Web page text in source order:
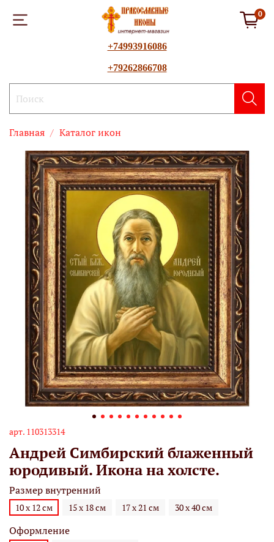
0
+74993916086
+79262866708
Главная Каталог икон
арт. 110313314
Андрей Симбирский блаженный
юродивый. Икона на холсте.
Размер внутренний
10 х 12 см 15 х 18 см 17 х 21 см 30 х 40 см
Оформление